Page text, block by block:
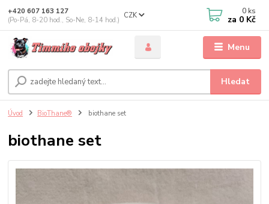
Menu
CZK
Hledat
+420 607 163 127
(Po-Pá, 8-20 hod., So-Ne, 8-14 hod.)
0 ks
za 0 Kč
Úvod BioThane® biothane set
biothane set